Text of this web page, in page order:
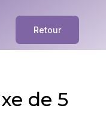
Retour
de 5